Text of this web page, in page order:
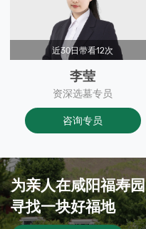
近30日带看12次
李莹
资深选墓专员
咨询专员
为亲人在咸阳福寿园
寻找一块好福地